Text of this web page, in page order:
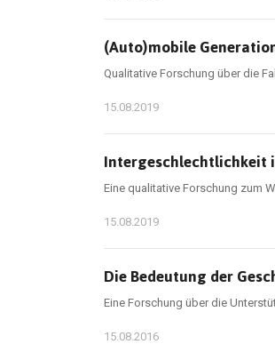
(Auto)mobile
Qualitative Forschung über die
15.08.2019
Intergeschlechtlichkeit
Eine qualitative Forschung zum
15.08.2019
Die Bedeutung der
Eine Forschung über die
15.08.2016